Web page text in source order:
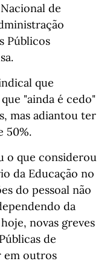
de
Públicos
que
"ainda é cedo"
mas adiantou ter
50%.
o que considerou
da Educação no
do pessoal não
da
novas greves
de
em outros